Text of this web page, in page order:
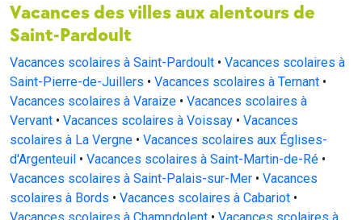
Vacances des villes aux alentours de
Saint-Pardoult
Vacances scolaires à Saint-Pardoult • Vacances scolaires à
Saint-Pierre-de-Juillers • Vacances scolaires à Ternant •
Vacances scolaires à Varaize • Vacances scolaires à
Vervant • Vacances scolaires à Voissay • Vacances
scolaires à La Vergne • Vacances scolaires aux Églises-
d'Argenteuil • Vacances scolaires à Saint-Martin-de-Ré •
Vacances scolaires à Saint-Palais-sur-Mer • Vacances
scolaires à Bords • Vacances scolaires à Cabariot •